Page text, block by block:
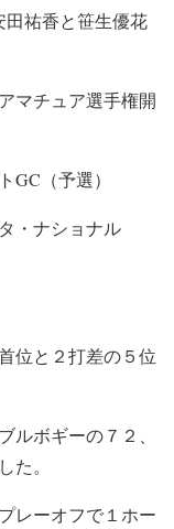
田祐香と笹生優花
マチュア選手権開
GC（予選）
・ナショナル
位と２打差の５位
ルボギーの７２、
た。
レーオフで１ホー